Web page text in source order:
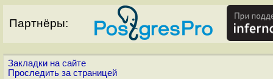
Партнёры:
Закладки на сайте
Проследить за страницей